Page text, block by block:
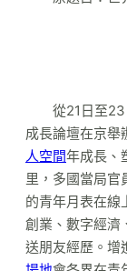
從21日至
成長論壇在京舉
人空間年成長、
里，多國當局官
的青年月表在線
創業、數字經濟
送朋友經歷。增